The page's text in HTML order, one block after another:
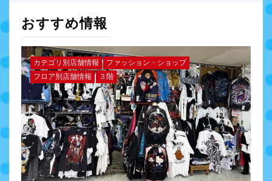
おすすめ情報
カテゴリ別店舗情報
ファッション・ショップ
フロア別店舗情報
３階